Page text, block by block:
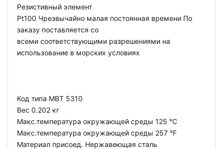
Резистивный элемент
Pt100 Чрезвычайно малая постоянная времени По
заказу поставляется со
всеми соответствующими разрешениями на
использование в морских условиях
Код типа MBT 5310
Вес 0.202 кг
Макс.температура окружающей среды 125 °C
Макс.температура окружающей среды 257 °F
Материал присоед. Нержавеющая сталь